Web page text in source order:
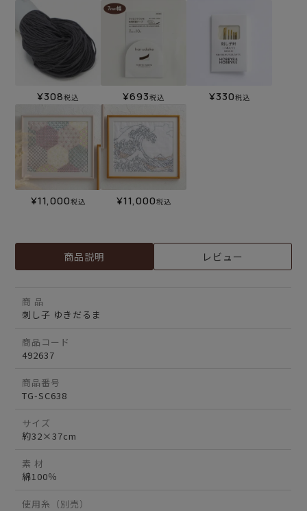
¥308税込 ¥693税込 ¥330税込
¥11,000税込 ¥11,000税込
商品説明 レビュー
商 品
刺し子 ゆきだるま
商品コード
492637
商品番号
TG-SC638
サイズ
約32×37cm
素 材
綿100％
使用糸（別売）